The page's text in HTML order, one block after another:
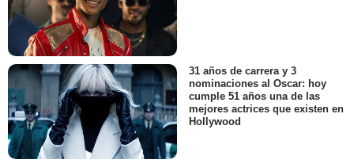
31 años de carrera y 3
nominaciones al Oscar: hoy
cumple 51 años una de las
mejores actrices que existen en
Hollywood